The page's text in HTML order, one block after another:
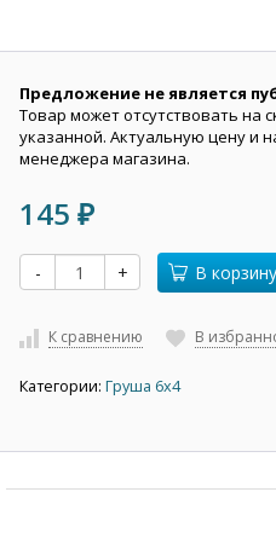
Предложение не является
Товар может отсутствовать на
указанной. Актуальную цену и
менеджера магазина.
145 ₽
- + В корзину
К сравнению В
Категории: Груша 6х4